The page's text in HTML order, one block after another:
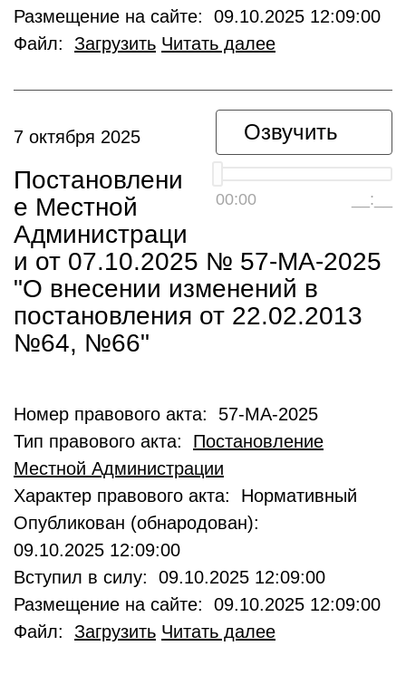
Размещение на сайте: 09.10.2025 12:09:00
Файл: Загрузить Читать далее
Озвучить
00:00 __:__
7 октября 2025
Постановлени
е Местной
Администраци
и от 07.10.2025 № 57-МА-2025
"О внесении изменений в
постановления от 22.02.2013
№64, №66"
Номер правового акта: 57-МА-2025
Тип правового акта: Постановление
Местной Администрации
Характер правового акта: Нормативный
Опубликован (обнародован):
09.10.2025 12:09:00
Вступил в силу: 09.10.2025 12:09:00
Размещение на сайте: 09.10.2025 12:09:00
Файл: Загрузить Читать далее